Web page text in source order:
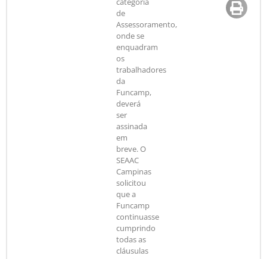
de
Assessoramento,
onde se
enquadram
os
trabalhadores
da
Funcamp,
deverá
ser
assinada
em
breve. O
SEAAC
Campinas
solicitou
que a
Funcamp
continuasse
cumprindo
todas as
cláusulas